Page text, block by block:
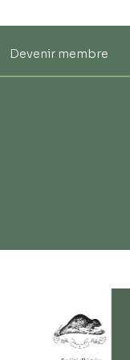
Devenir membre